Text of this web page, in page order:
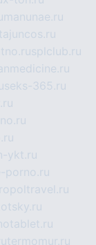
manunae.ru
tajuncos.ru
splclub.ru
seks-365.ru
ykt.ru
porno.ru
termomur.ru